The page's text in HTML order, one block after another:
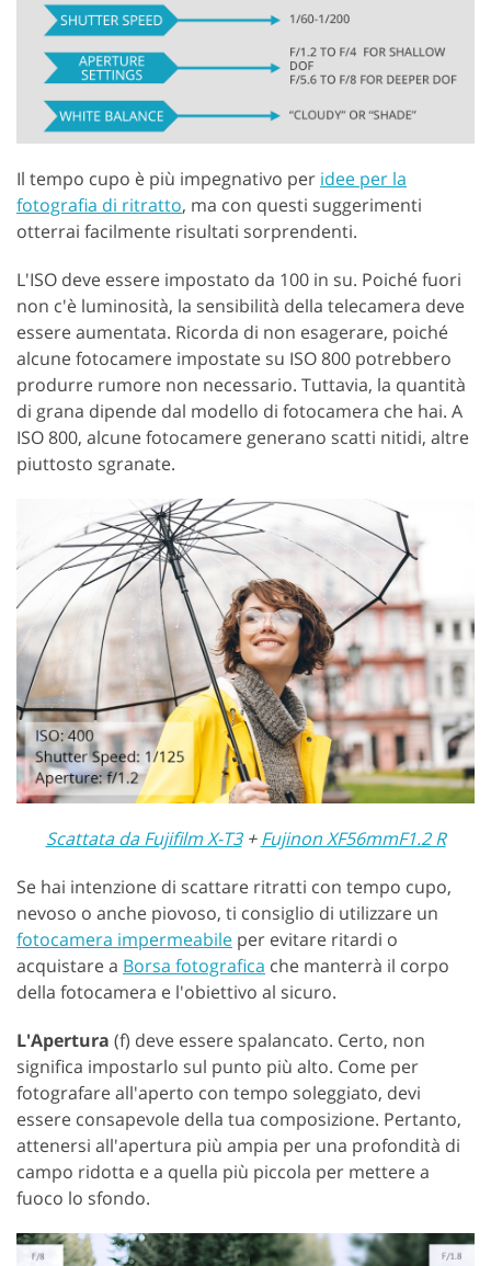
Il tempo cupo è più impegnativo per idee per la
fotografia di ritratto, ma con questi suggerimenti
otterrai facilmente risultati sorprendenti.
L'ISO deve essere impostato da 100 in su. Poiché fuori
non c'è luminosità, la sensibilità della telecamera deve
essere aumentata. Ricorda di non esagerare, poiché
alcune fotocamere impostate su ISO 800 potrebbero
produrre rumore non necessario. Tuttavia, la quantità
di grana dipende dal modello di fotocamera che hai. A
ISO 800, alcune fotocamere generano scatti nitidi, altre
piuttosto sgranate.
Scattata da Fujifilm X-T3+Fujinon XF56mmF1.2 R
Se hai intenzione di scattare ritratti con tempo cupo,
nevoso o anche piovoso, ti consiglio di utilizzare un
fotocamera impermeabile per evitare ritardi o
acquistare a Borsa fotografica che manterrà il corpo
della fotocamera e l'obiettivo al sicuro.
L'Apertura (f) deve essere spalancato. Certo, non
significa impostarlo sul punto più alto. Come per
fotografare all'aperto con tempo soleggiato, devi
essere consapevole della tua composizione. Pertanto,
attenersi all'apertura più ampia per una profondità di
campo ridotta e a quella più piccola per mettere a
fuoco lo sfondo.